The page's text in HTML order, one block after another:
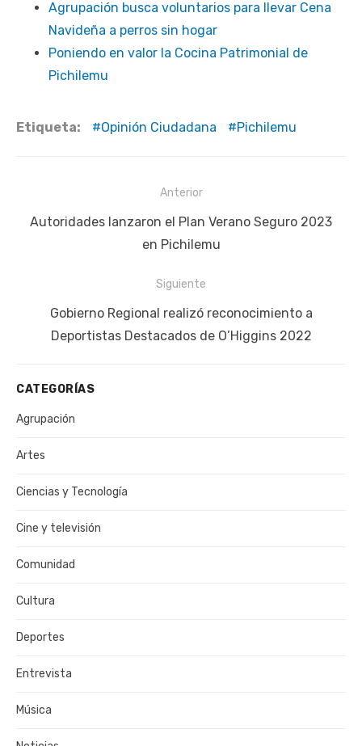
Agrupación busca voluntarios para llevar Cena
Navideña a perros sin hogar
Poniendo en valor la Cocina Patrimonial de
Pichilemu
Etiqueta: Opinión Ciudadana Pichilemu
de
Anterior
Publicación
Autoridades lanzaron el Plan Verano Seguro 2023
en Pichilemu
Siguiente
Siguiente
publicación:
Gobierno Regional realizó reconocimiento a
Deportistas Destacados de O’Higgins 2022
CATEGORÍAS
Agrupación
Artes
Ciencias y Tecnología
Cine y televisión
Comunidad
Cultura
Deportes
Entrevista
Música